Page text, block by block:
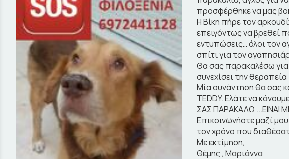
προσφέρθηκε να μας
Η Βίκη πήρε τον
επειγόντως να βρεθεί
εντυπώσεις… όλοι τον
σπίτι για τον
Θα σας παρακαλέσω για
συνεχίσει την
Μία συνάντηση θα σας
TEDDY. Ελάτε να
ΣΑΣ ΠΑΡΑΚΑΛΩ ...ΕΙΝΑΙ
Επικοινωνήστε μαζί
τον χρόνο που
Με εκτίμηση,
Θέμης , Μαριάννα